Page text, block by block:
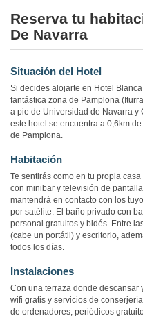
Reserva tu
De Navarra
Situación del Hotel
Si decides alojarte en Hotel
fantástica zona de Pamplona
a pie de Universidad de Navarra y
este hotel se encuentra a 0,6km
de Pamplona.
Habitación
Te sentirás como en tu propia
con minibar y televisión de
mantendrá en contacto con los
por satélite. El baño privado con
personal gratuitos y bidés. Entre
(cabe un portátil) y escritorio,
todos los días.
Instalaciones
Con una terraza donde descansar
wifi gratis y servicios de
de ordenadores, periódicos